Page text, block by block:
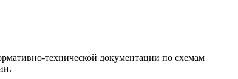
технической документации по схемам